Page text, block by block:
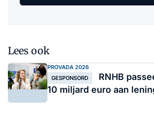
Lees ook
PROVADA 2026
GESPONSORD
RNHB
10 miljard euro aan